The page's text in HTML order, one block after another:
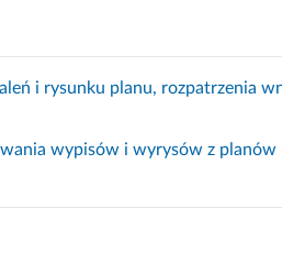
i rysunku planu, rozpatrzenia
wypisów i wyrysów z planów